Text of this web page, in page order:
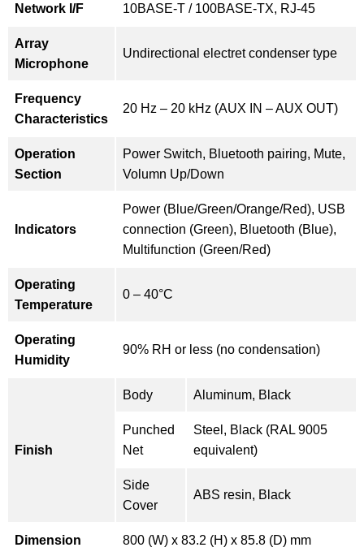
Network I/F 10BASE-T / 100BASE-TX, RJ-45
Array
Microphone
Undirectional electret condenser type
Frequency
Characteristics
20 Hz – 20 kHz (AUX IN – AUX OUT)
Operation
Section
Power Switch, Bluetooth pairing, Mute,
Volumn Up/Down
Indicators
Power (Blue/Green/Orange/Red), USB
connection (Green), Bluetooth (Blue),
Multifunction (Green/Red)
Operating
Temperature
0 – 40°C
Operating
Humidity
90% RH or less (no condensation)
Finish
Body Aluminum, Black
Punched
Net
Steel, Black (RAL 9005
equivalent)
Side
Cover
ABS resin, Black
Dimension 800 (W) x 83.2 (H) x 85.8 (D) mm